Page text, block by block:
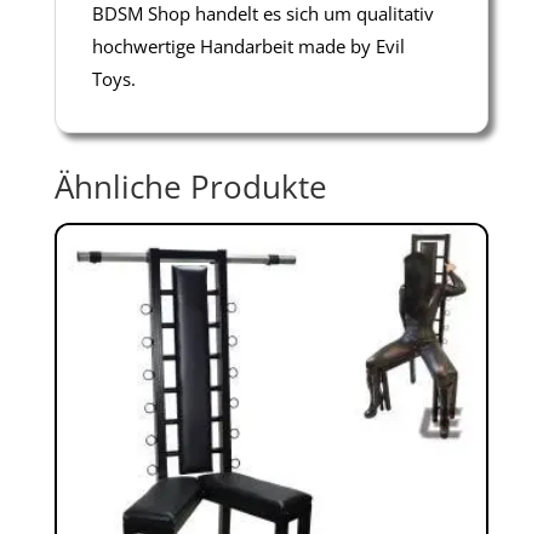
BDSM Shop handelt es sich um qualitativ
hochwertige Handarbeit made by Evil
Toys.
Ähnliche Produkte